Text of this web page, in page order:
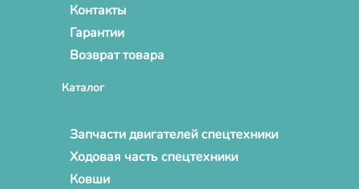
Контакты
Гарантии
Возврат товара
Каталог
Запчасти двигателей спецтехники
Ходовая часть спецтехники
Ковши